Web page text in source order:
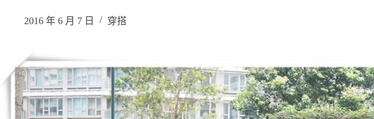
2016 年 6 月 7 日 穿搭